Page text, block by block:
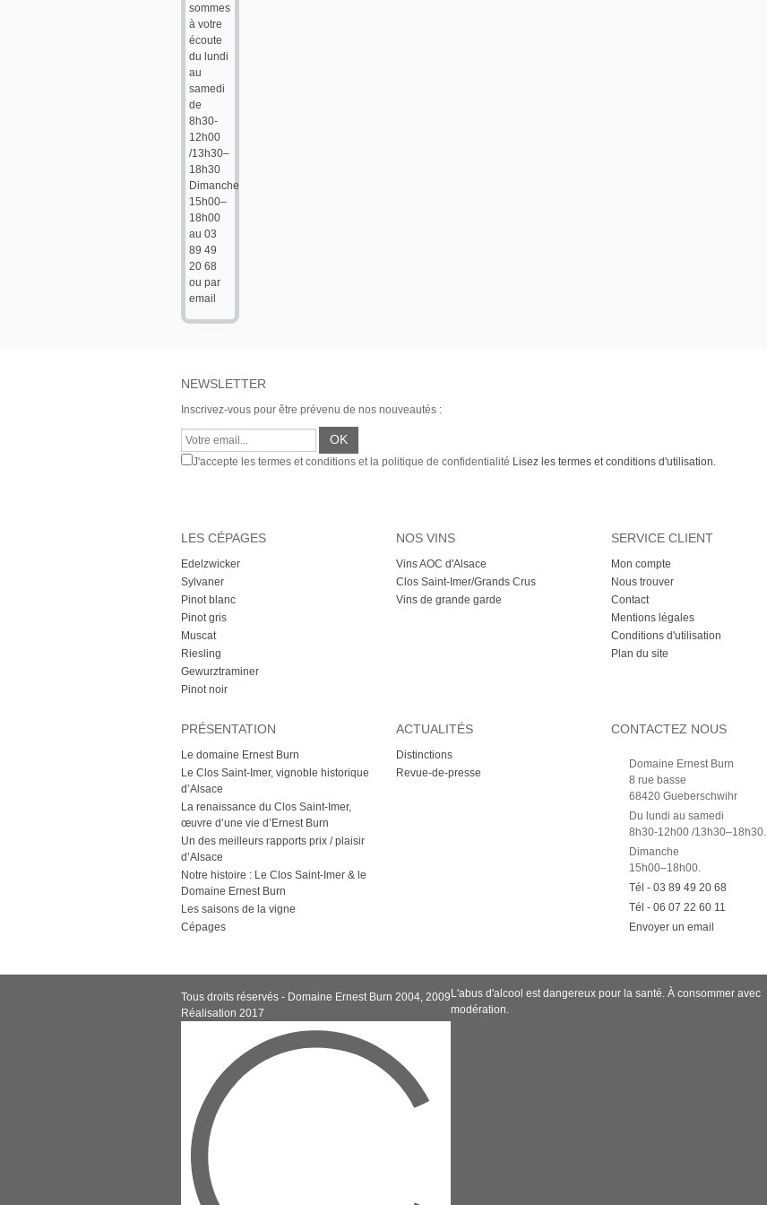
sommes
à votre
écoute
du lundi
au
samedi
de
8h30-
12h00
/13h30–
18h30
Dimanche
15h00–
18h00
au 03
89 49
20 68
ou par
email
NEWSLETTER
Inscrivez-vous pour être prévenu de nos nouveautés :
J'accepte les termes et conditions et la politique de confidentialité Lisez les termes et conditions d'utilisation.
LES CÉPAGES
Edelzwicker
Sylvaner
Pinot blanc
Pinot gris
Muscat
Riesling
Gewurztraminer
Pinot noir
NOS VINS
Vins AOC d'Alsace
Clos Saint-Imer/Grands Crus
Vins de grande garde
SERVICE CLIENT
Mon compte
Nous trouver
Contact
Mentions légales
Conditions d'utilisation
Plan du site
PRÉSENTATION
Le domaine Ernest Burn
Le Clos Saint-Imer, vignoble historique
d’Alsace
La renaissance du Clos Saint-Imer,
œuvre d’une vie d’Ernest Burn
Un des meilleurs rapports prix / plaisir
d’Alsace
Notre histoire : Le Clos Saint-Imer & le
Domaine Ernest Burn
Les saisons de la vigne
Cépages
ACTUALITÉS
Distinctions
Revue-de-presse
CONTACTEZ NOUS
Domaine Ernest Burn
8 rue basse
68420 Gueberschwihr
Du lundi au samedi
8h30-12h00 /13h30–18h30.
Dimanche
15h00–18h00.
Tél - 03 89 49 20 68
Tél - 06 07 22 60 11
Envoyer un email
Tous droits réservés - Domaine Ernest Burn 2004, 2009
Réalisation 2017
L'abus d'alcool est dangereux pour la santé. À consommer avec
modération.